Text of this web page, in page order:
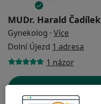
MUDr. Harald Čadílek
Gynekolog · Více
Dolní Újezd 1 adresa
1 názor